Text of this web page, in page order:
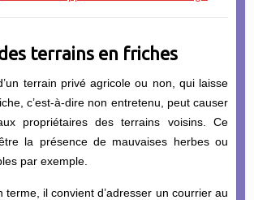
terrains en friches
terrain privé agricole ou non, qui laisse
c’est-à-dire non entretenu, peut causer
propriétaires des terrains voisins. Ce
la présence de mauvaises herbes ou
par exemple.
terme, il convient d’adresser un courrier au